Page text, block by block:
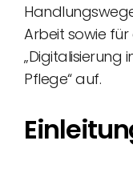
Arbeit sowie für
„Digitalisierung
Pflege“ auf.